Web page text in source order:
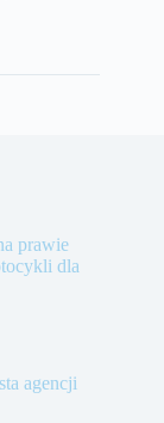
prawie
dla
agencji